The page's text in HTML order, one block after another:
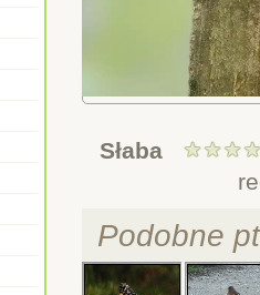
Słaba
Podobne